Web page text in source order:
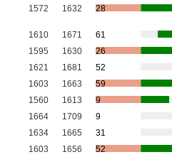
1572 1632 28
1610 1671
61
1595 1630
26
1621 1681
52
1603 1663
59
1560 1613
9
1664 1709
9
1634 1665
31
1603 1656
52